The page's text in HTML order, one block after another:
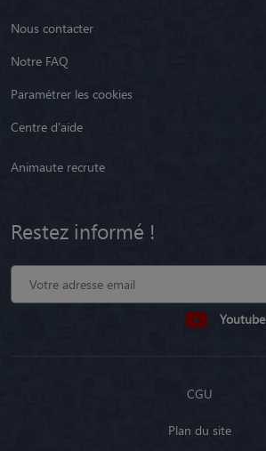
Nous contacter
Notre FAQ
Paramétrer les cookies
Centre d'aide
Animaute recrute
Restez informé !
Youtube
CGU
Plan du site